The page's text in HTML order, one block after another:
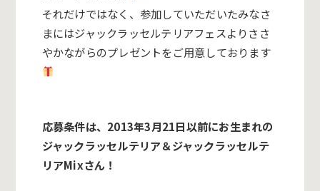
それだけではなく、参加していただいたみなさ
まにはジャックラッセルテリアフェスよりささ
やかながらのプレゼントをご用意しております
応募条件は、2013年3月21日以前にお生まれの
ジャックラッセルテリア＆ジャックラッセルテ
リアMixさん！